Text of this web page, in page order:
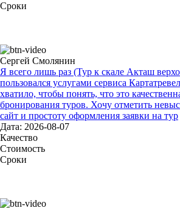
Сроки
Сергей Смолянин
Я всего лишь раз (Тур к скале Акташ
пользовался услугами сервиса
хватило, чтобы понять, что это
бронирования туров. Хочу отметить
сайт и простоту оформления заявки на тур
Дата: 2026-08-07
Качество
Стоимость
Сроки